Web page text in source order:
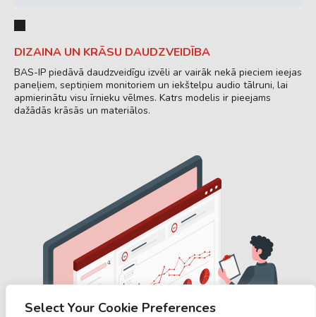
Select Your Cookie Preferences
DIZAINA UN KRĀSU DAUDZVEIDĪBA
BAS-IP piedāvā daudzveidīgu izvēli ar vairāk nekā pieciem ieejas
paneļiem, septiņiem monitoriem un iekštelpu audio tālruni, lai
apmierinātu visu īrnieku vēlmes. Katrs modelis ir pieejams
dažādās krāsās un materiālos.